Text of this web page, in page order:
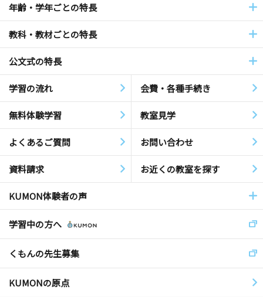
年齢・学年ごとの特長
教科・教材ごとの特長
公文式の特長
学習の流れ 会費・各種手続き
無料体験学習 教室見学
よくあるご質問 お問い合わせ
資料請求 お近くの教室を探す
KUMON体験者の声
学習中の方へ
くもんの先生募集
KUMONの原点